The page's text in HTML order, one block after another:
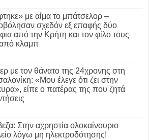
με αίμα το μπάτσελορ –
σχεδόν εξ επαφής δύο
από την Κρήτη και τον φίλο τους
κλαμπ
με τον θάνατο της 24χρονης στη
«Μου έλεγε ότι ζει στην
είπε ο πατέρας της που ζητά
Στην αχρηστία ολοκαίνουριο
λόγω μη ηλεκτροδότησης!